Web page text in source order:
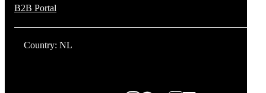
B2B Portal
Country: NL